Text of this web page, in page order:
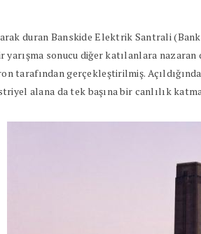
duran Banskide Elektrik Santrali
yarışma sonucu diğer katılanlara
tarafından gerçekleştirilmiş.
alana da tek başına bir canlılık